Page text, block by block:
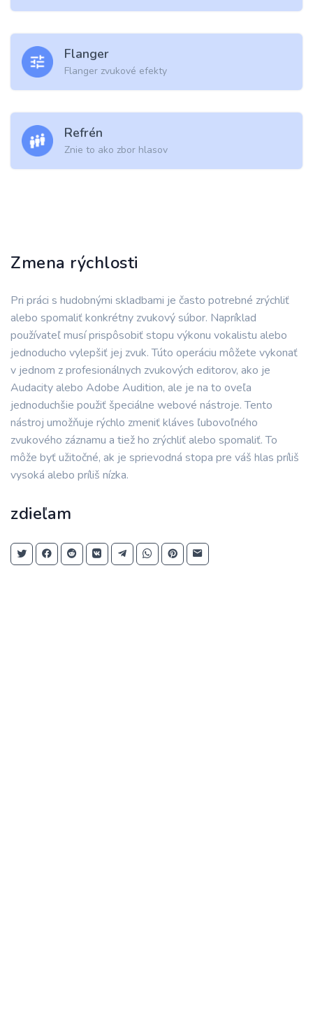
Flanger
Flanger zvukové efekty
Refrén
Znie to ako zbor hlasov
Zmena rýchlosti
Pri práci s hudobnými skladbami je často potrebné zrýchliť
alebo spomaliť konkrétny zvukový súbor. Napríklad
používateľ musí prispôsobiť stopu výkonu vokalistu alebo
jednoducho vylepšiť jej zvuk. Túto operáciu môžete vykonať
v jednom z profesionálnych zvukových editorov, ako je
Audacity alebo Adobe Audition, ale je na to oveľa
jednoduchšie použiť špeciálne webové nástroje. Tento
nástroj umožňuje rýchlo zmeniť kláves ľubovoľného
zvukového záznamu a tiež ho zrýchliť alebo spomaliť. To
môže byť užitočné, ak je sprievodná stopa pre váš hlas príliš
vysoká alebo príliš nízka.
zdieľam